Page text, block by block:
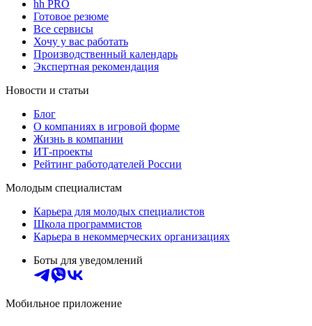
hh PRO
Готовое резюме
Все сервисы
Хочу у вас работать
Производственный календарь
Экспертная рекомендация
Новости и статьи
Блог
О компаниях в игровой форме
Жизнь в компании
ИТ-проекты
Рейтинг работодателей России
Молодым специалистам
Карьера для молодых специалистов
Школа программистов
Карьера в некоммерческих организациях
Боты для уведомлений
Мобильное приложение